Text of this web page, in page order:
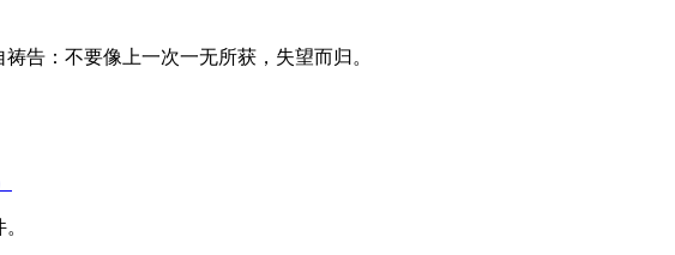
告：不要像上一次一无所获，失望而归。